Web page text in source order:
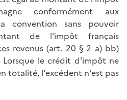
conformément aux
convention sans pouvoir
de l'impôt français
revenus (art. 20 § 2 a) bb)
le crédit d'impôt ne
totalité, l'excédent n'est pas